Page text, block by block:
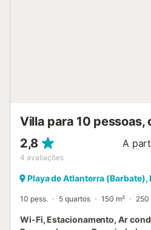
Villa para 10 pessoas,
2,8
4 avaliações
A
Playa de Atlanterra (Barbate),
10 pess. 5 quartos 150 m² 250
Wi-Fi, Estacionamento, Ar